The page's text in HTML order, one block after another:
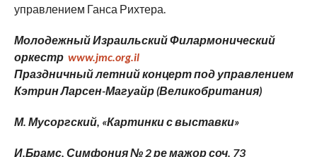
управлением Ганса Рихтера.
Молодежный Израильский Филармонический
оркестр www.jmc.org.il
Праздничный летний концерт под управлением
Кэтрин Ларсен-Магуайр (Великобритания)
М. Мусоргский, «Картинки с выставки»
И.Брамс, Симфония № 2 ре мажор соч. 73